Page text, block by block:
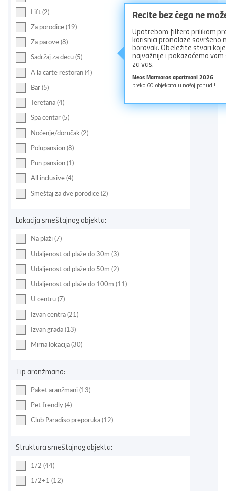
Recite bez čega ne
Upotrebom filtera prilikom
korisnici pronalaze savršeno
boravak. Obeležite stvari
najvažnije i pokazaćemo
za vas.
Neos Marmaras apartmani 2026
preko 60 objekata u našoj ponudi!
Lift (2)
Za porodice (19)
Za parove (8)
Sadržaj za decu (5)
A la carte restoran (4)
Bar (5)
Teretana (4)
Spa centar (5)
Noćenje/doručak (2)
Polupansion (8)
Pun pansion (1)
All inclusive (4)
Smeštaj za dve porodice (2)
Lokacija smeštajnog objekta:
Na plaži (7)
Udaljenost od plaže do 30m (3)
Udaljenost od plaže do 50m (2)
Udaljenost od plaže do 100m (11)
U centru (7)
Izvan centra (21)
Izvan grada (13)
Mirna lokacija (30)
Tip aranžmana:
Paket aranžmani (13)
Pet frendly (4)
Club Paradiso preporuka (12)
Struktura smeštajnog objekta:
1/2 (44)
1/2+1 (12)